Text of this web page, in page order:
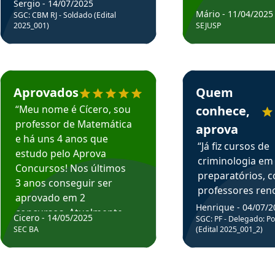
em depoimento
Sergio - 14/07/2025
SGC: CBM RJ - Soldado (Edital
2025_001)
Estudante Cicero recomenda o Aprova Concursos em depoimento
Aprovados
“Meu nome é Cícero, sou
professor de Matemática
e há uns 4 anos que
estudo pelo Aprova
Concursos! Nos últimos
3 anos conseguir ser
aprovado em 2
concursos. Atualmente,
estou atuando como
Cicero - 14/05/2025
SEC BA
Mário - 11/04/2025
SEJUSP
Estudante Henrique
Quem
conhece,
aprova
“Já fiz cursos de
criminologia em
preparatórios,
professores
fiz curso em pós
graduação.
Professor do
sem dúvida, o
Henrique - 04/07/
SGC: PF - Delegado:
(Edital 2025_001_2)